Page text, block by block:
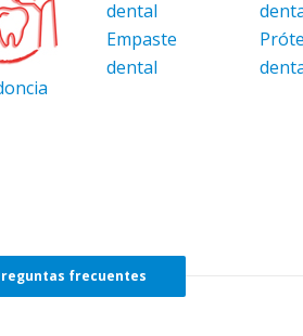
Empaste
dental
frecuentes